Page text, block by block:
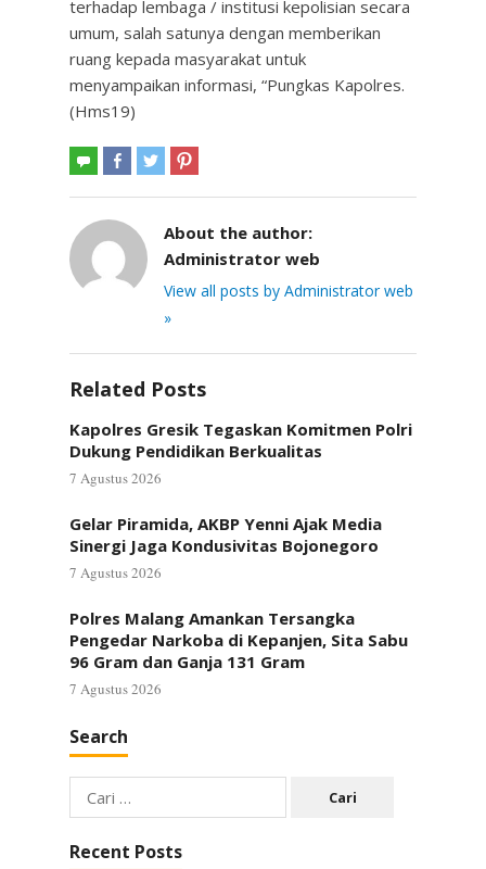
terhadap lembaga / institusi kepolisian secara
umum, salah satunya dengan memberikan
ruang kepada masyarakat untuk
menyampaikan informasi, “Pungkas Kapolres.
(Hms19)
About the author:
Administrator web
View all posts by Administrator web
»
Related Posts
Kapolres Gresik Tegaskan Komitmen Polri
Dukung Pendidikan Berkualitas
7 Agustus 2026
Gelar Piramida, AKBP Yenni Ajak Media
Sinergi Jaga Kondusivitas Bojonegoro
7 Agustus 2026
Polres Malang Amankan Tersangka
Pengedar Narkoba di Kepanjen, Sita Sabu
96 Gram dan Ganja 131 Gram
7 Agustus 2026
Search
Cari
untuk:
Recent Posts